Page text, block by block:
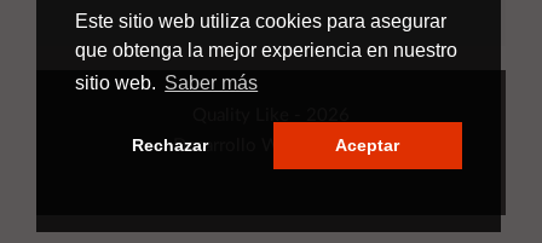
Este sitio web utiliza cookies para asegurar
que obtenga la mejor experiencia en nuestro
sitio web. Saber más
Rechazar Aceptar
Desarrollo Web
Applinet